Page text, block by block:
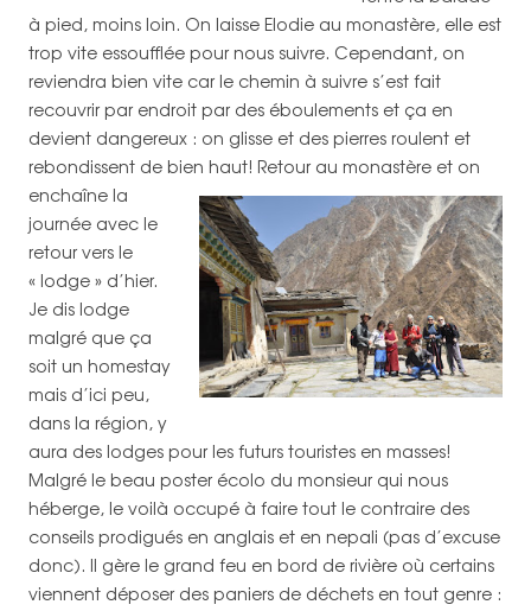
à pied, moins loin. On laisse Elodie au monastère, elle est
trop vite essoufflée pour nous suivre. Cependant, on
reviendra bien vite car le chemin à suivre s’est fait
recouvrir par endroit par des éboulements et ça en
devient dangereux : on glisse et des pierres roulent et
rebondissent de bien haut! Retour au monastère et on
enchaîne la
journée avec le
retour vers le
« lodge » d’hier.
Je dis lodge
malgré que ça
soit un homestay
mais d’ici peu,
dans la région, y
aura des lodges pour les futurs touristes en masses!
Malgré le beau poster écolo du monsieur qui nous
héberge, le voilà occupé à faire tout le contraire des
conseils prodigués en anglais et en nepali (pas d’excuse
donc). Il gère le grand feu en bord de rivière où certains
viennent déposer des paniers de déchets en tout genre :